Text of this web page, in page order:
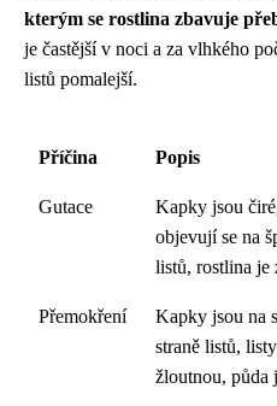
kterým se rostlina zbavuje
je častější v noci a za vlhkého
listů pomalejší.
Příčina Popis
Gutace
Kapky jsou
objevují se na
listů, rostlina je
Přemokření
Kapky jsou na
straně listů, listy
žloutnou, půda